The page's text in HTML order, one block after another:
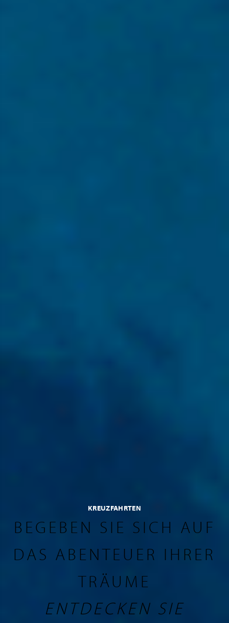
KREUZFAHRTEN
BEGEBEN SIE SICH AUF
DAS ABENTEUER IHRER
TRÄUME
ENTDECKEN SIE